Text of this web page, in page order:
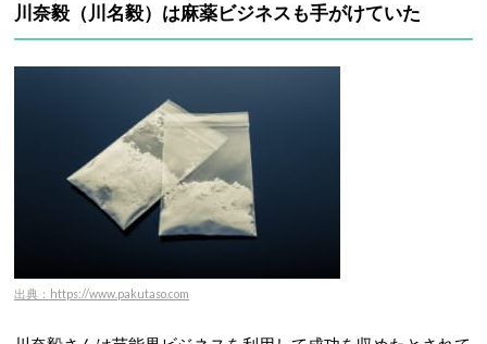
川奈毅（川名毅）は麻薬ビジネスも手がけていた
出典：https://www.pakutaso.com